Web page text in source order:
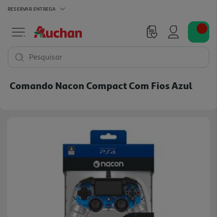
RESERVAR ENTREGA
Pesquisar
Comando Nacon Compact Com Fios Azul